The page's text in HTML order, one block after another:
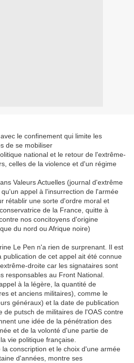
le confinement qui limite les
de se mobiliser
national et le retour de l'extrême-
celles de la violence et d'un régime
Valeurs Actuelles (journal d'extrême
appel à l'insurrection de l'armée
rétablir une sorte d'ordre moral et
de la France, quitte à
nos concitoyens d'origine
du nord ou Afrique noire)
Le Pen n'a rien de surprenant. Il est
publication de cet appel ait été connue
droite car les signataires sont
responsables au Front National.
à la légère, la quantité de
et anciens militaires), comme le
généraux) et la date de publication
de putsch de militaires de l'OAS contre
une idée de la pénétration des
et de la volonté d'une partie de
vie politique française.
conscription et le choix d'une armée
d'années, montre ses